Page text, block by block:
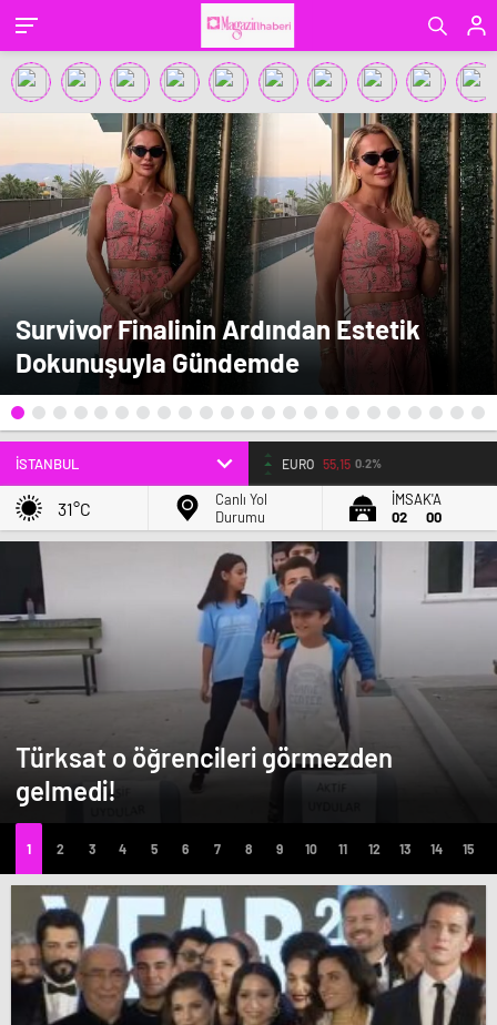
Survivor Finalinin Ardından Estetik
Dokunuşuyla Gündemde
EURO 55,15 0.2%
31°C
Canlı Yol
Durumu
İMSAK'A
02
00
Türksat o öğrencileri görmezden
gelmedi!